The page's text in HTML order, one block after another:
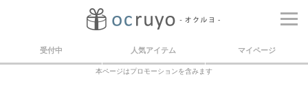
受付中 人気アイテム マイページ
本ページはプロモーションを含みます